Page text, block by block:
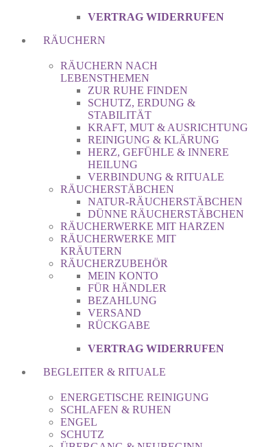
VERTRAG WIDERRUFEN
RÄUCHERN
RÄUCHERN NACH
LEBENSTHEMEN
ZUR RUHE FINDEN
SCHUTZ, ERDUNG &
STABILITÄT
KRAFT, MUT & AUSRICHTUNG
REINIGUNG & KLÄRUNG
HERZ, GEFÜHLE & INNERE
HEILUNG
VERBINDUNG & RITUALE
RÄUCHERSTÄBCHEN
NATUR-RÄUCHERSTÄBCHEN
DÜNNE RÄUCHERSTÄBCHEN
RÄUCHERWERKE MIT HARZEN
RÄUCHERWERKE MIT
KRÄUTERN
RÄUCHERZUBEHÖR
MEIN KONTO
FÜR HÄNDLER
BEZAHLUNG
VERSAND
RÜCKGABE
VERTRAG WIDERRUFEN
BEGLEITER & RITUALE
ENERGETISCHE REINIGUNG
SCHLAFEN & RUHEN
ENGEL
SCHUTZ